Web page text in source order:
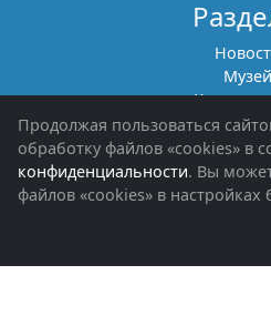
Музей
Книги
Обращения
Помощь участникам
Об
Наши
Продолжая пользоваться
обработку файлов «cookies» в
конфиденциальности. Вы
файлов «cookies» в настройках